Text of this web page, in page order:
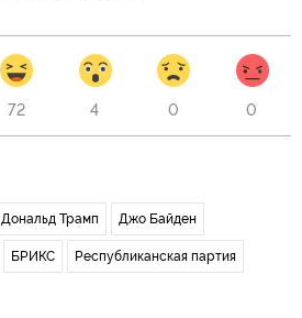
72 4 0 0
Дональд Трамп Джо Байден
БРИКС Республиканская партия